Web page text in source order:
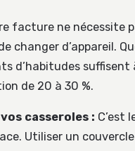
facture ne nécessite
changer d’appareil.
d’habitudes suffisent
de 20 à 30 %.
casseroles : C’est
Utiliser un